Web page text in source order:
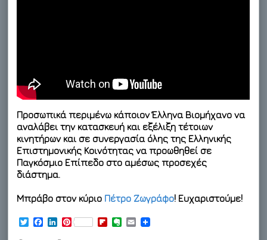
Προσωπικά περιμένω κάποιον Έλληνα Βιομήχανο να
αναλάβει την κατασκευή και εξέλιξη τέτοιων
κινητήρων και σε συνεργασία όλης της Ελληνικής
Επιστημονικής Κοινότητας να προωθηθεί σε
Παγκόσμιο Επίπεδο στο αμέσως προσεχές
διάστημα.
Μπράβο στον κύριο Πέτρο Ζωγράφο! Ευχαριστούμε!
T
F
L
P
F
E